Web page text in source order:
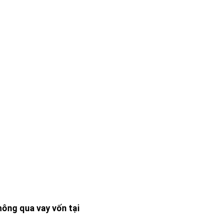
qua vay vốn tại